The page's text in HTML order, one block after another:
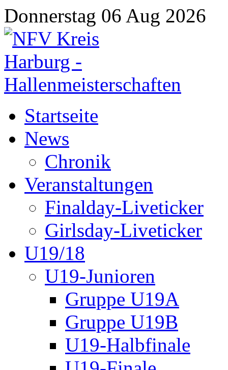
Donnerstag 06 Aug 2026
Startseite
News
Chronik
Veranstaltungen
Finalday-Liveticker
Girlsday-Liveticker
U19/18
U19-Junioren
Gruppe U19A
Gruppe U19B
U19-Halbfinale